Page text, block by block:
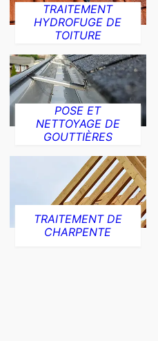
TRAITEMENT
HYDROFUGE DE
TOITURE
POSE ET
NETTOYAGE DE
GOUTTIÈRES
TRAITEMENT DE
CHARPENTE